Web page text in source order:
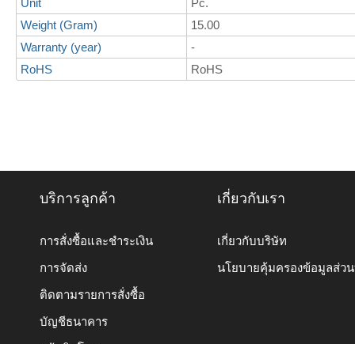
Unit
Pc.
Weight (Gram)
15.00
Warranty (year)
-
RoHS
RoHS
บริการลูกค้า
การสั่งซื้อและชำระเงิน
การจัดส่ง
ติดตามรายการสั่งซื้อ
บัญชีธนาคาร
เกี่ยวกับเรา
เกี่ยวกับบริษัท
นโยบายคุ้มครองข้อมูลส่ว